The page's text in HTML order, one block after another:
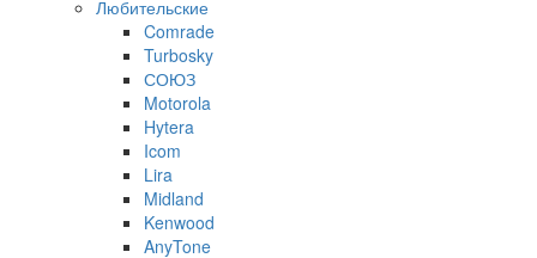
Любительские
Comrade
Turbosky
СОЮЗ
Motorola
Hytera
Icom
Lira
Midland
Kenwood
AnyTone